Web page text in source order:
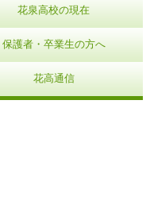
花泉高校の現在
保護者・卒業生の方へ
花高通信